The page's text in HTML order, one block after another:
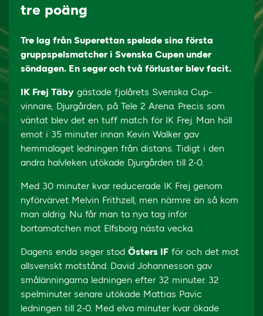
tre poäng
Tre lag från Superettan spelade sina första
gruppspelsmatcher i Svenska Cupen under
söndagen. En seger och två förluster blev facit.
IK Frej Täby gästade fjolårets Svenska Cup-
vinnare, Djurgården, på Tele 2 Arena. Precis som
väntat blev det en tuff match för IK Frej. Man höll
emot i 35 minuter innan Kevin Walker gav
hemmalaget ledningen från distans. Tidigt i den
andra halvleken utökade Djurgården till 2-0.
Med 30 minuter kvar reducerade IK Frej genom
nyförvärvet Melvin Frithzell, men närmre än så kom
man aldrig. Nu får man ta nya tag inför
bortamatchen mot Elfsborg nästa vecka.
Dagens enda seger stod Östers IF för och det mot
allsvenskt motstånd. David Johannesson gav
smålänningarna ledningen efter 32 minuter. 32
spelminuter senare utökade Mattias Pavic
ledningen till 2-0. Med elva minuter kvar ökade